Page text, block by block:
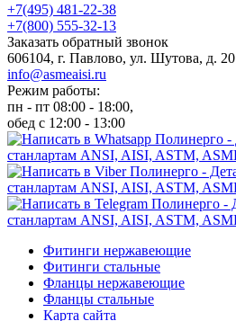
+7(495) 481-22-38
+7(800) 555-32-13
Заказать обратный звонок
606104, г. Павлово, ул. Шутова, д. 20
info@asmeaisi.ru
Режим работы:
пн - пт 08:00 - 18:00,
обед с 12:00 - 13:00
Фитинги нержавеющие
Фитинги стальные
Фланцы нержавеющие
Фланцы стальные
Карта сайта